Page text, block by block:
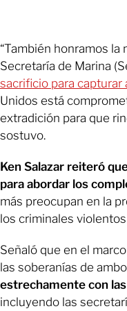
“También honramos la
Secretaría de Marina
sacrificio para capturar
Unidos está
extradición para que
sostuvo.
Ken Salazar reiteró
para abordar los
más preocupan en la
los criminales
Señaló que en el
las soberanías de
estrechamente con
incluyendo las